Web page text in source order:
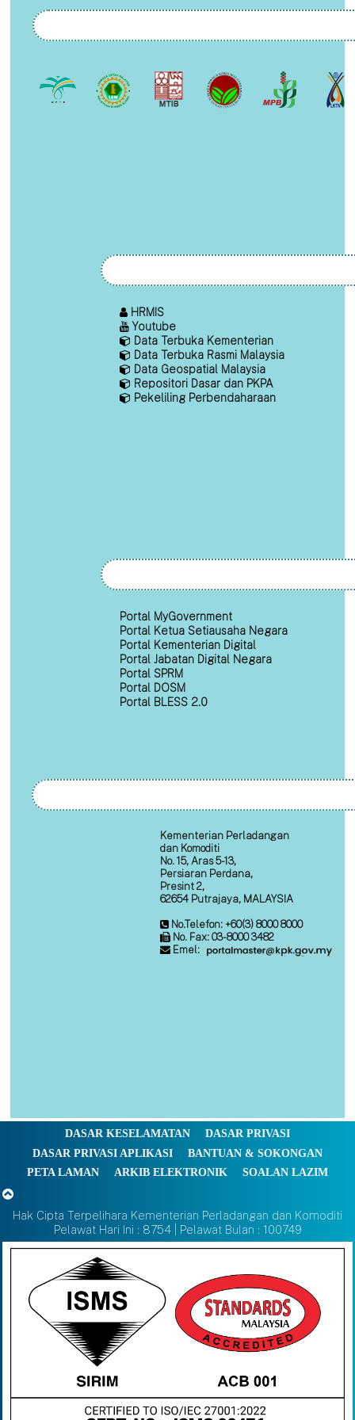
HRMIS
Youtube
Data Terbuka Kementerian
Data Terbuka Rasmi Malaysia
Data Geospatial Malaysia
Repositori Dasar dan PKPA
Pekeliling Perbendaharaan
Portal MyGovernment
Portal Ketua Setiausaha Negara
Portal Kementerian Digital
Portal Jabatan Digital Negara
Portal SPRM
Portal DOSM
Portal BLESS 2.0
Kementerian Perladangan
dan Komoditi
No. 15, Aras 5-13,
Persiaran Perdana,
Presint 2,
62654 Putrajaya, MALAYSIA
No.Telefon: +60(3) 8000 8000
No. Fax: 03-8000 3482
Emel:
DASAR KESELAMATAN
DASAR PRIVASI
DASAR PRIVASI APLIKASI
BANTUAN & SOKONGAN
PETA LAMAN
ARKIB ELEKTRONIK SOALAN LAZIM
Hak Cipta Terpelihara Kementerian Perladangan dan Komoditi
Pelawat Hari Ini : 8754 | Pelawat Bulan : 100749